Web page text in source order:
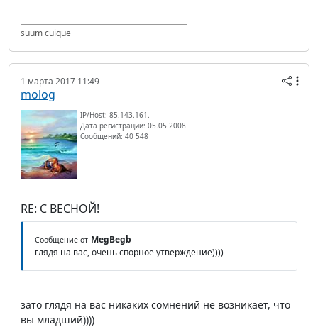
suum cuique
1 марта 2017 11:49
molog
IP/Host: 85.143.161.---
Дата регистрации: 05.05.2008
Сообщений: 40 548
RE: С ВЕСНОЙ!
Сообщение от MegBegb
глядя на вас, очень спорное утверждение))))
зато глядя на вас никаких сомнений не возникает, что
вы младший))))